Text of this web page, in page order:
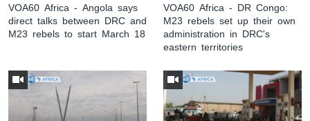
VOA60 Africa - Angola says
direct talks between DRC and
M23 rebels to start March 18
VOA60 Africa - DR Congo:
M23 rebels set up their own
administration in DRC's
eastern territories